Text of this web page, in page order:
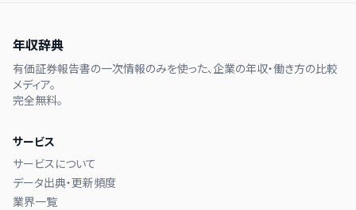
年収辞典
有価証券報告書の一次情報のみを使った、企業の年収・働き方の比較
メディア。
完全無料。
サービス
サービスについて
データ出典・更新頻度
業界一覧